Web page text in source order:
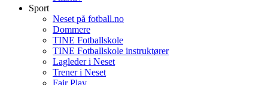
Sport
Neset på fotball.no
Dommere
TINE Fotballskole
TINE Fotballskole instruktører
Lagleder i Neset
Trener i Neset
Fair Play